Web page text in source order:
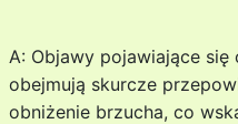
A: Objawy pojawiające
obejmują skurcze
obniżenie brzucha, co